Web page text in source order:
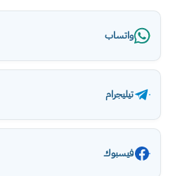
واتساب
تيليجرام
فيسبوك